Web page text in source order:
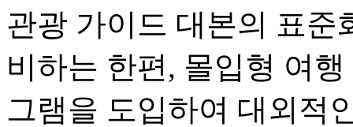
관광 가이드 대본의 표준
비하는 한편, 몰입형 여
그램을 도입하여 대외적